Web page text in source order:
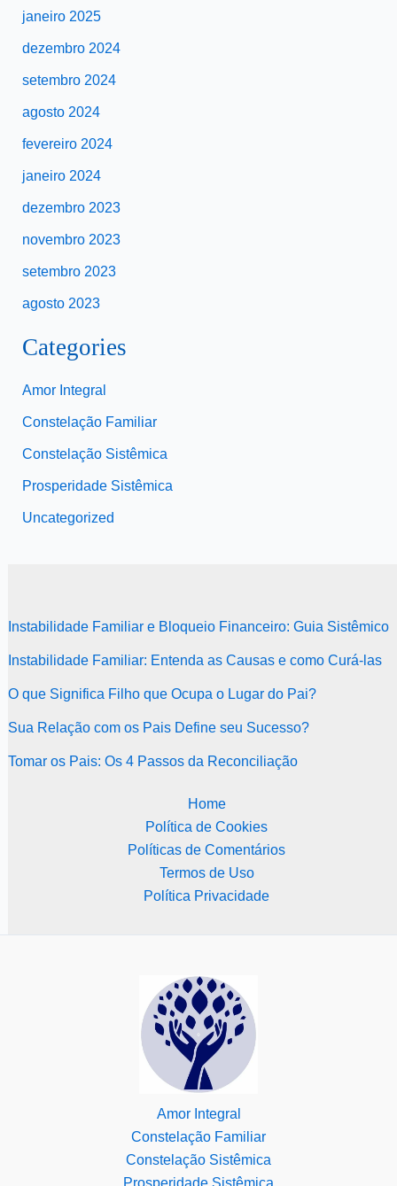
janeiro 2025
dezembro 2024
setembro 2024
agosto 2024
fevereiro 2024
janeiro 2024
dezembro 2023
novembro 2023
setembro 2023
agosto 2023
Categories
Amor Integral
Constelação Familiar
Constelação Sistêmica
Prosperidade Sistêmica
Uncategorized
Instabilidade Familiar e Bloqueio Financeiro: Guia Sistêmico
Instabilidade Familiar: Entenda as Causas e como Curá-las
O que Significa Filho que Ocupa o Lugar do Pai?
Sua Relação com os Pais Define seu Sucesso?
Tomar os Pais: Os 4 Passos da Reconciliação
Home
Política de Cookies
Políticas de Comentários
Termos de Uso
Política Privacidade
Amor Integral
Constelação Familiar
Constelação Sistêmica
Prosperidade Sistêmica